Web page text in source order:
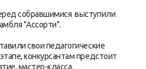
собравшимися выступили
"Ассорти".
свои педагогические
конкурсантам предстоит
мастер-класса.